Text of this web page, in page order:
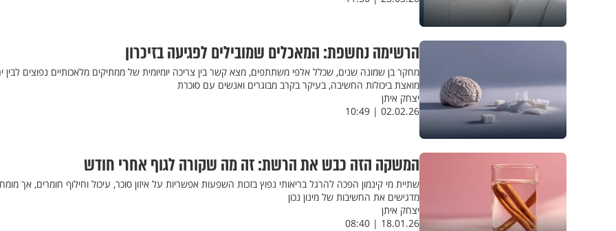
הרשימה נחשפת: המאכלים שמובילים לפגיעה בזיכרון
מחקר בן שמונה שנים, שכלל אלפי משתתפים, מצא קשר בין צריכה יומיומית של ממתיקים מלאכותיים נפוצים לבין
מואצת ביכולות החשיבה, בעיקר בקרב מבוגרים ואנשים עם סוכרת
יצחק איתן
02.02.26 | 10:49
המשקה הזה כבש את הרשת: זה מה שקורה לגוף אחרי חודש
שתיית מי קינמון הפכה להרגל בריאותי נפוץ בזכות השפעות אפשריות על איזון סוכר, עיכול וחילוף חומרים, אך
מדגישים את החשיבות של מינון נכון
יצחק איתן
18.01.26 | 08:40